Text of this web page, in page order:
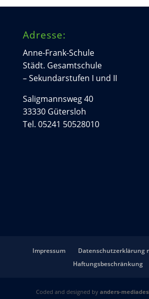
Adresse:
Anne-Frank-Schule
Städt. Gesamtschule
– Sekundarstufen I und II
Saligmannsweg 40
33330 Gütersloh
Tel. 05241 50528010
Impressum
Datenschutzerklärung
Haftungsbeschränkung
Coded and designed by anders-